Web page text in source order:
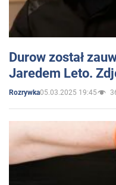
Durow został
Jaredem Leto.
Rozrywka05.03.2025 19:45